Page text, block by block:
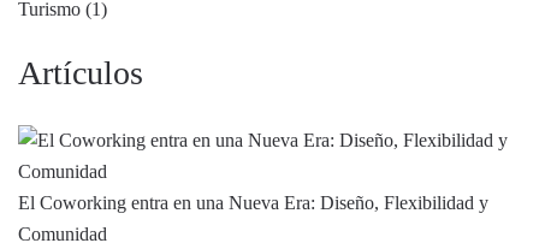
Turismo (1)
Artículos
El Coworking entra en una Nueva Era: Diseño, Flexibilidad y
Comunidad